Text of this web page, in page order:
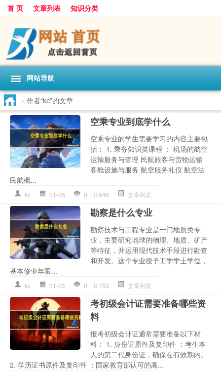
首 页 文章列表 知识分类
网站导航
> 作者“kc”的文章
空乘专业到底学什么
空乘专业的学生需要学习的内容主要包
括： 1. 乘务知识类课程 ： 机场的航空
运输服务与管理 民航旅客与货物运输
客舱设施与服务 航空服务礼仪 航空法
民航概...
kc 01-06 0 948 文章列表
勘察是什么专业
勘察技术与工程专业是一门地质类专
业，主要研究地球的物理、地质、矿产
等特征，并运用现代技术手段进行勘查
和开发。这个专业授予工学学士学位，
基本修业年限...
kc 01-05 0 783 文章列表
考初级会计证需要准备哪些资
料
报考初级会计证通常需要准备以下材
料： 1. 身份证原件及复印件 ：考生本
人的第二代身份证，确保在有效期内。
2. 学历证书原件及复印件 ：国家教育部认可的高...